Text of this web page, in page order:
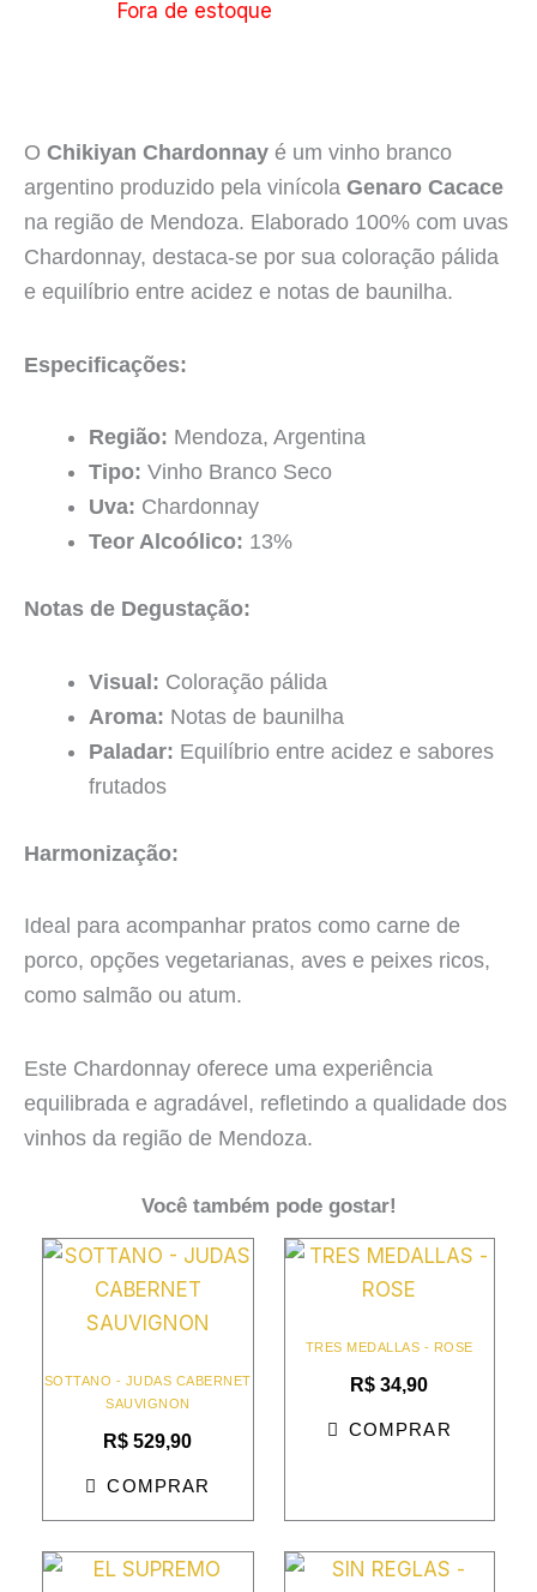
Fora de estoque
O Chikiyan Chardonnay é um vinho branco
argentino produzido pela vinícola Genaro Cacace
na região de Mendoza. Elaborado 100% com uvas
Chardonnay, destaca-se por sua coloração pálida
e equilíbrio entre acidez e notas de baunilha.
Especificações:
Região: Mendoza, Argentina
Tipo: Vinho Branco Seco
Uva: Chardonnay
Teor Alcoólico: 13%
Notas de Degustação:
Visual: Coloração pálida
Aroma: Notas de baunilha
Paladar: Equilíbrio entre acidez e sabores
frutados
Harmonização:
Ideal para acompanhar pratos como carne de
porco, opções vegetarianas, aves e peixes ricos,
como salmão ou atum.
Este Chardonnay oferece uma experiência
equilibrada e agradável, refletindo a qualidade dos
vinhos da região de Mendoza.
Você também pode gostar!
SOTTANO - JUDAS CABERNET
SAUVIGNON
R$ 529,90
COMPRAR
TRES MEDALLAS - ROSE
R$ 34,90
COMPRAR
O